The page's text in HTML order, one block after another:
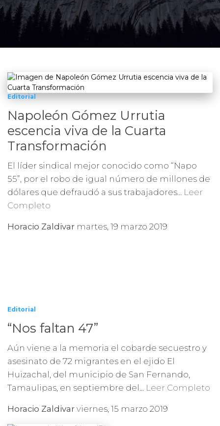
Editorial
Napoleón Gómez Urrutia
escencia viva de la Cuarta
Transformación
El líder sindical mejor conocido como “Napo
55”, por el robo de igual número de millones de
dólares que defraudó a sus trabajadores... Leer
Completo
Horacio Zaldivar martes, 19 marzo 2019
Editorial
“Nos faltan 47”
Aún viene a la memoria el cobarde secuestro y
asesinato de 72 migrantes en el ejido El
Huizachal, del municipio de San Fernando,
Tamaulipas, en septiembre del... Leer Completo
Horacio Zaldivar viernes, 15 marzo 2019